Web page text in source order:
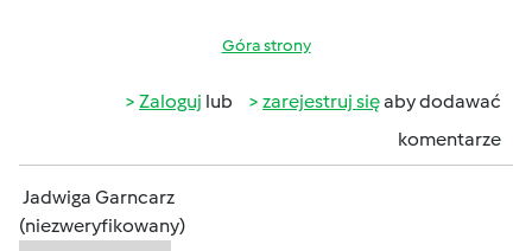
Góra strony
Zaloguj lub zarejestruj sięaby dodawać
komentarze
Jadwiga Garncarz
(niezweryfikowany)